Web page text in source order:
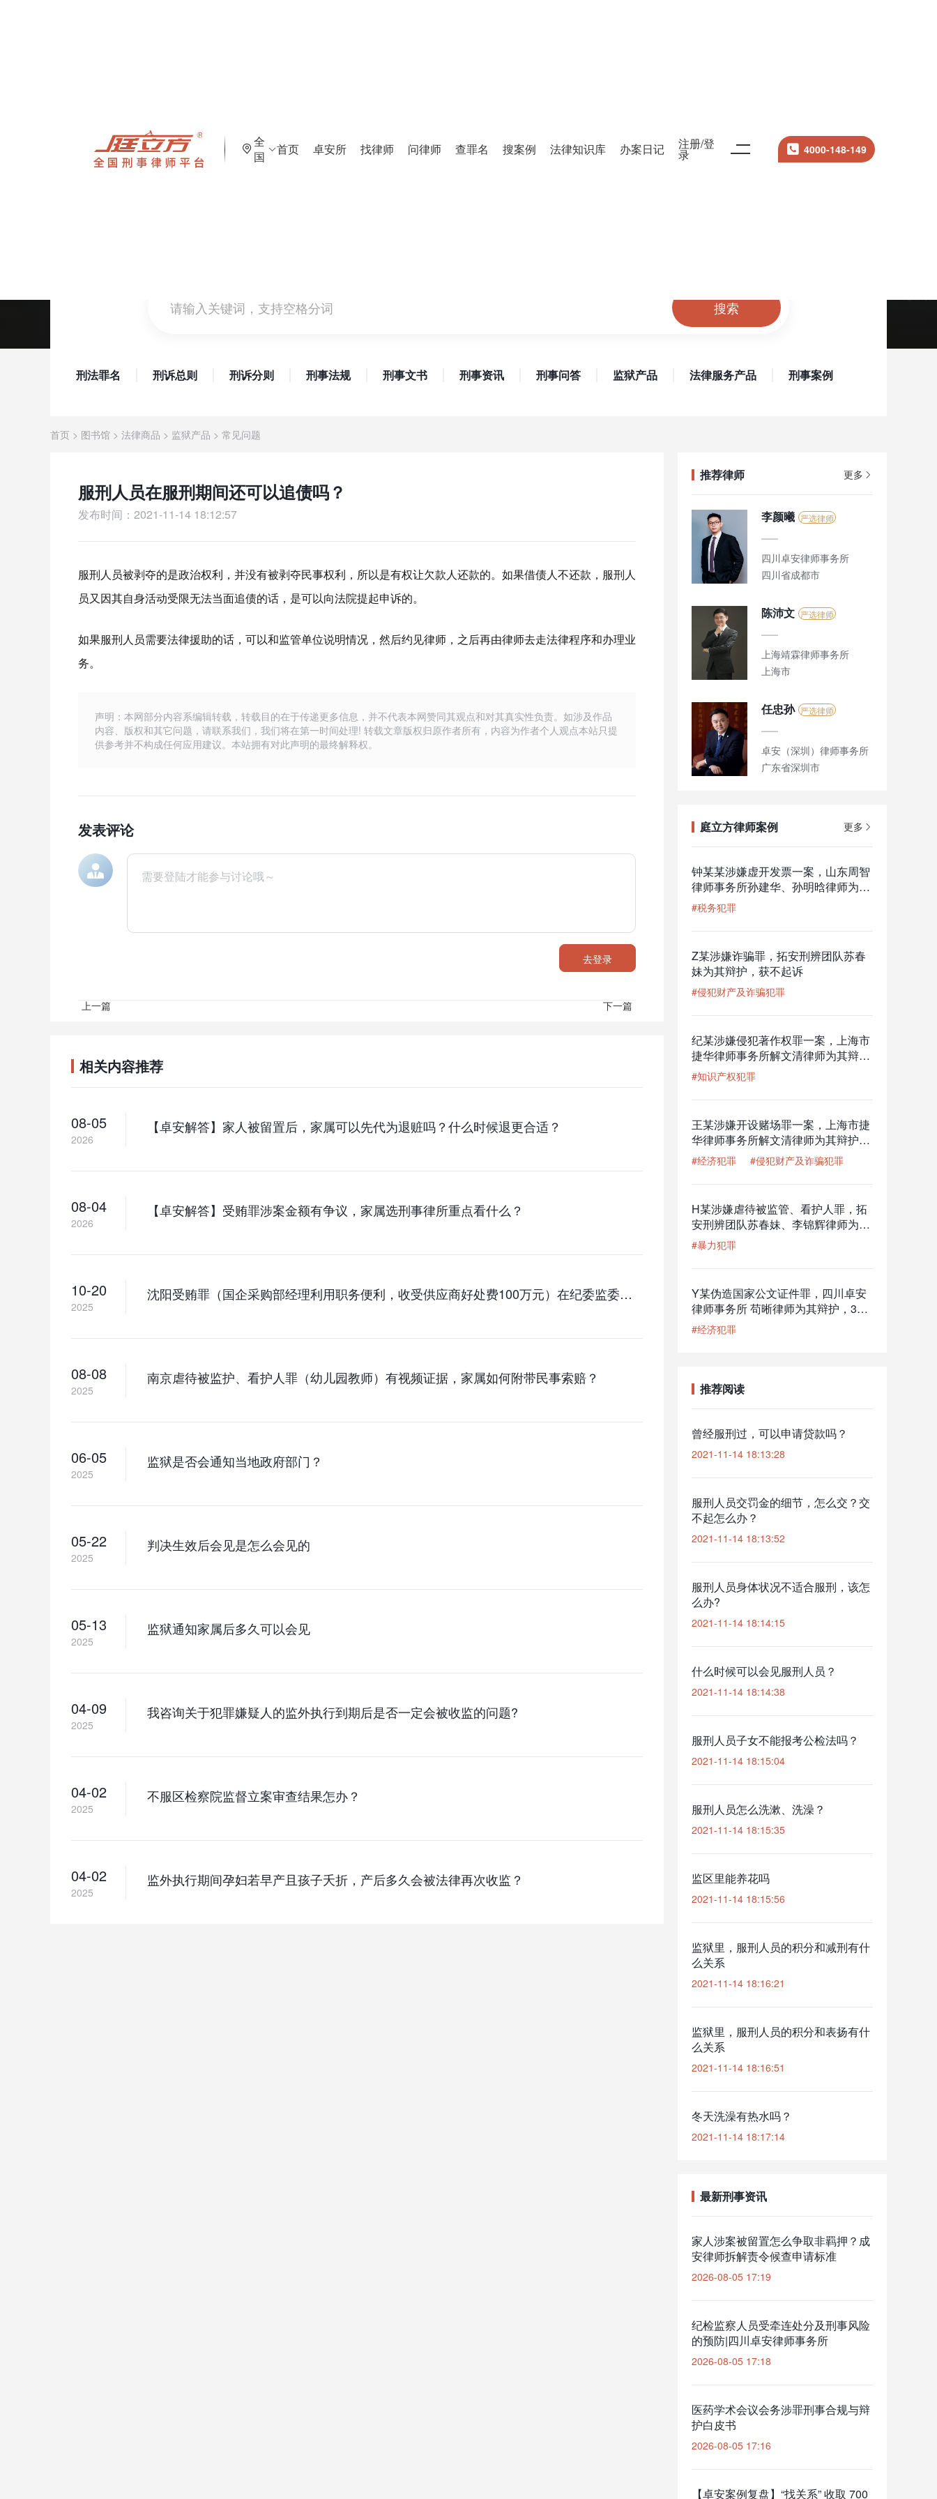
全
国
首页 卓安所 找律师 问律师 查罪名 搜案例 法律知识库 办案日记 注册/登
录 4000-148-149
庭立方·律师图书馆
搜索
刑法罪名 刑诉总则 刑诉分则 刑事法规 刑事文书 刑事资讯 刑事问答 监狱产品 法律服务产品 刑事案例
首页 > 图书馆 > 法律商品 > 监狱产品 > 常见问题
服刑人员在服刑期间还可以追债吗？
发布时间：2021-11-14 18:12:57
服刑人员被剥夺的是政治权利，并没有被剥夺民事权利，所以是有权让欠款人还款的。如果借债人不还款，服刑人
员又因其自身活动受限无法当面追债的话，是可以向法院提起申诉的。
如果服刑人员需要法律援助的话，可以和监管单位说明情况，然后约见律师，之后再由律师去走法律程序和办理业
务。
声明：本网部分内容系编辑转载，转载目的在于传递更多信息，并不代表本网赞同其观点和对其真实性负责。如涉及作品
内容、版权和其它问题，请联系我们，我们将在第一时间处理! 转载文章版权归原作者所有，内容为作者个人观点本站只提
供参考并不构成任何应用建议。本站拥有对此声明的最终解释权。
发表评论
去登录
上一篇 下一篇
相关内容推荐
08-05
2026
【卓安解答】家人被留置后，家属可以先代为退赃吗？什么时候退更合适？
08-04
2026
【卓安解答】受贿罪涉案金额有争议，家属选刑事律所重点看什么？
10-20
2025
沈阳受贿罪（国企采购部经理利用职务便利，收受供应商好处费100万元）在纪委监委调查前主动投案，并退还全部赃款，能否算自首？
08-08
2025
南京虐待被监护、看护人罪（幼儿园教师）有视频证据，家属如何附带民事索赔？
06-05
2025
监狱是否会通知当地政府部门？
05-22
2025
判决生效后会见是怎么会见的
05-13
2025
监狱通知家属后多久可以会见
04-09
2025
我咨询关于犯罪嫌疑人的监外执行到期后是否一定会被收监的问题?
04-02
2025
不服区检察院监督立案审查结果怎办？
04-02
2025
监外执行期间孕妇若早产且孩子夭折，产后多久会被法律再次收监？
推荐律师 更多
李颜曦 严选律师
四川卓安律师事务所
四川省成都市
陈沛文 严选律师
上海靖霖律师事务所
上海市
任忠孙 严选律师
卓安（深圳）律师事务所
广东省深圳市
庭立方律师案例 更多
钟某某涉嫌虚开发票一案，山东周智
律师事务所孙建华、孙明晗律师为其
辩护，获撤回移送审查起诉的结果
#税务犯罪
Z某涉嫌诈骗罪，拓安刑辨团队苏春
妹为其辩护，获不起诉
#侵犯财产及诈骗犯罪
纪某涉嫌侵犯著作权罪一案，上海市
捷华律师事务所解文清律师为其辩
护，公安机关撤回起诉意见，检察机
关解除取保候审
#知识产权犯罪
王某涉嫌开设赌场罪一案，上海市捷
华律师事务所解文清律师为其辩护，
获从轻的良好结果
#经济犯罪 #侵犯财产及诈骗犯罪
H某涉嫌虐待被监管、看护人罪，拓
安刑辨团队苏春妹、李锦辉律师为其
辩护，已取保侯候审
#暴力犯罪
Y某伪造国家公文证件罪，四川卓安
律师事务所 苟晰律师为其辩护，30
天内取保候审
#经济犯罪
推荐阅读
曾经服刑过，可以申请贷款吗？
2021-11-14 18:13:28
服刑人员交罚金的细节，怎么交？交
不起怎么办？
2021-11-14 18:13:52
服刑人员身体状况不适合服刑，该怎
么办?
2021-11-14 18:14:15
什么时候可以会见服刑人员？
2021-11-14 18:14:38
服刑人员子女不能报考公检法吗？
2021-11-14 18:15:04
服刑人员怎么洗漱、洗澡？
2021-11-14 18:15:35
监区里能养花吗
2021-11-14 18:15:56
监狱里，服刑人员的积分和减刑有什
么关系
2021-11-14 18:16:21
监狱里，服刑人员的积分和表扬有什
么关系
2021-11-14 18:16:51
冬天洗澡有热水吗？
2021-11-14 18:17:14
最新刑事资讯
家人涉案被留置怎么争取非羁押？成
安律师拆解责令候查申请标准
2026-08-05 17:19
纪检监察人员受牵连处分及刑事风险
的预防|四川卓安律师事务所
2026-08-05 17:18
医药学术会议会务涉罪刑事合规与辩
护白皮书
2026-08-05 17:16
【卓安案例复盘】“找关系” 收取 700